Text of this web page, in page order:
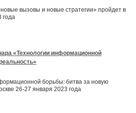
вызовы и новые стратегии» пройдет в
года
«Технологии информационной
борьбы: битва за новую
26-27 января 2023 года